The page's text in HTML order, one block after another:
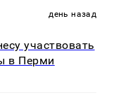
день назад
участвовать
в Перми